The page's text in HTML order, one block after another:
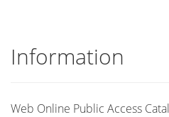
Information
Web Online Public Access